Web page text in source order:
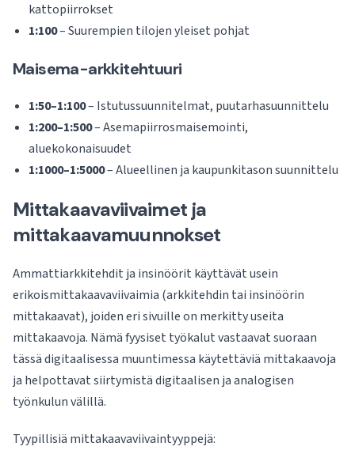
kattopiirrokset
1:100– Suurempien tilojen yleiset pohjat
Maisema-arkkitehtuuri
1:50–1:100– Istutussuunnitelmat, puutarhasuunnittelu
1:200–1:500– Asemapiirrosmaisemointi,
aluekokonaisuudet
1:1000–1:5000– Alueellinen ja kaupunkitason suunnittelu
Mittakaavaviivaimet ja
mittakaavamuunnokset
Ammattiarkkitehdit ja insinöörit käyttävät usein
erikoismittakaavaviivaimia (arkkitehdin tai insinöörin
mittakaavat), joiden eri sivuille on merkitty useita
mittakaavoja. Nämä fyysiset työkalut vastaavat suoraan
tässä digitaalisessa muuntimessa käytettäviä mittakaavoja
ja helpottavat siirtymistä digitaalisen ja analogisen
työnkulun välillä.
Tyypillisiä mittakaavaviivaintyyppejä: